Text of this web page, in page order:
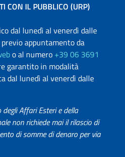
CON IL PUBBLICO (URP)
dal lunedì al venerdì dalle
appuntamento da
o al numero +39 06 3691
garantito in modalità
dal lunedì al venerdì dalle
Affari Esteri e della
non richiede mai il rilascio di
di somme di denaro per via